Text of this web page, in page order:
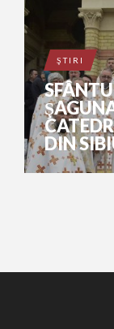
ŞTIRI
DIN